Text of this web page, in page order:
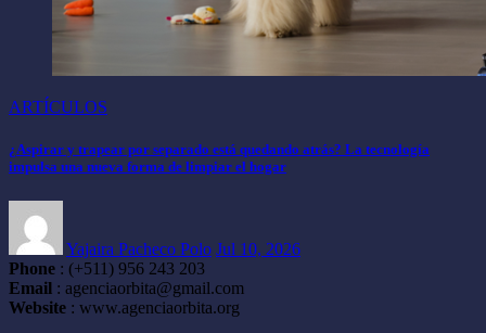
ARTÍCULOS
¿Aspirar y trapear por separado está quedando atrás? La tecnología
impulsa una nueva forma de limpiar el hogar
Yajaira Pacheco Polo Jul 10, 2026
Phone : (+511) 956 243 203
Email : agenciaorbita@gmail.com
Website : www.agenciaorbita.org